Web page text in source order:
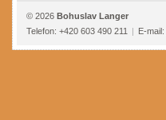
© 2026 Bohuslav Langer
Telefon: +420 603 490 211
| E-mail: